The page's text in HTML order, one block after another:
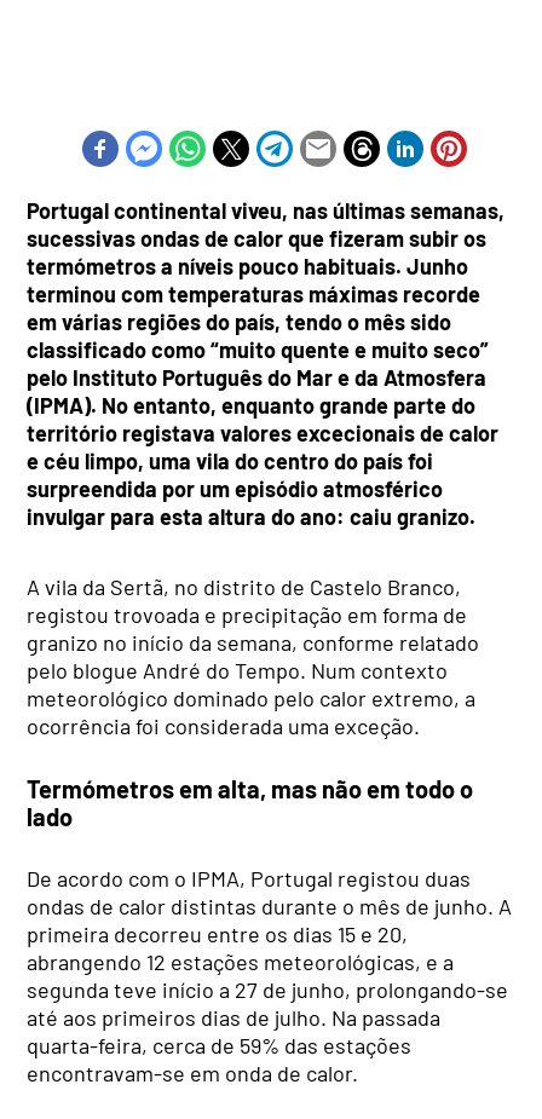
Portugal continental viveu, nas últimas semanas,
sucessivas ondas de calor que fizeram subir os
termómetros a níveis pouco habituais. Junho
terminou com temperaturas máximas recorde
em várias regiões do país, tendo o mês sido
classificado como “muito quente e muito seco”
pelo Instituto Português do Mar e da Atmosfera
(IPMA). No entanto, enquanto grande parte do
território registava valores excecionais de calor
e céu limpo, uma vila do centro do país foi
surpreendida por um episódio atmosférico
invulgar para esta altura do ano: caiu granizo.
A vila da Sertã, no distrito de Castelo Branco,
registou trovoada e precipitação em forma de
granizo no início da semana, conforme relatado
pelo blogue André do Tempo. Num contexto
meteorológico dominado pelo calor extremo, a
ocorrência foi considerada uma exceção.
Termómetros em alta, mas não em todo o
lado
De acordo com o IPMA, Portugal registou duas
ondas de calor distintas durante o mês de junho. A
primeira decorreu entre os dias 15 e 20,
abrangendo 12 estações meteorológicas, e a
segunda teve início a 27 de junho, prolongando-se
até aos primeiros dias de julho. Na passada
quarta-feira, cerca de 59% das estações
encontravam-se em onda de calor.